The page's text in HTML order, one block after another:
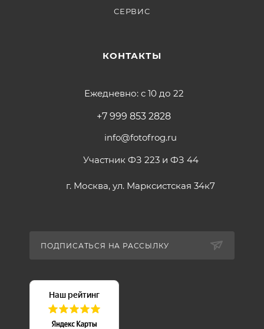
СЕРВИС
КОНТАКТЫ
Ежедневно: с 10 до 22
+7 999 853 2828
info@fotofrog.ru
Участник ФЗ 223 и ФЗ 44
г. Москва, ул. Марксистская 34к7
ПОДПИСАТЬСЯ НА РАССЫЛКУ